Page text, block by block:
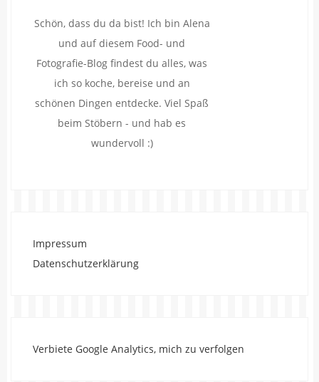
Schön, dass du da bist! Ich bin Alena
und auf diesem Food- und
Fotografie-Blog findest du alles, was
ich so koche, bereise und an
schönen Dingen entdecke. Viel Spaß
beim Stöbern - und hab es
wundervoll :)
Impressum
Datenschutzerklärung
Verbiete Google Analytics, mich zu verfolgen